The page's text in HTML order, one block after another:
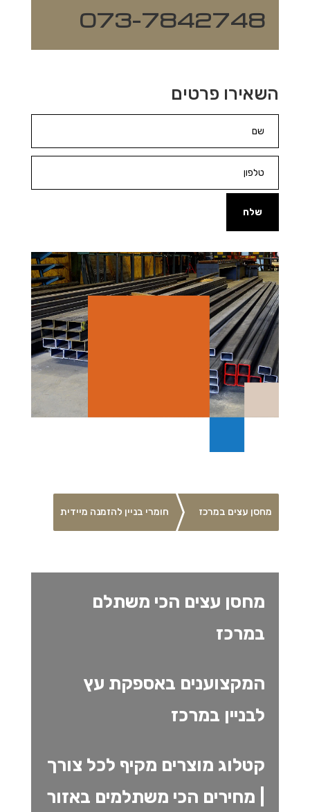
073-7842748
השאירו פרטים
שלח
חומרי בניין להזמנה מיידית מחסן עצים במרכז
מחסן עצים הכי משתלם
במרכז
המקצוענים באספקת עץ
לבניין במרכז
קטלוג מוצרים מקיף לכל צורך
| מחירים הכי משתלמים באזור